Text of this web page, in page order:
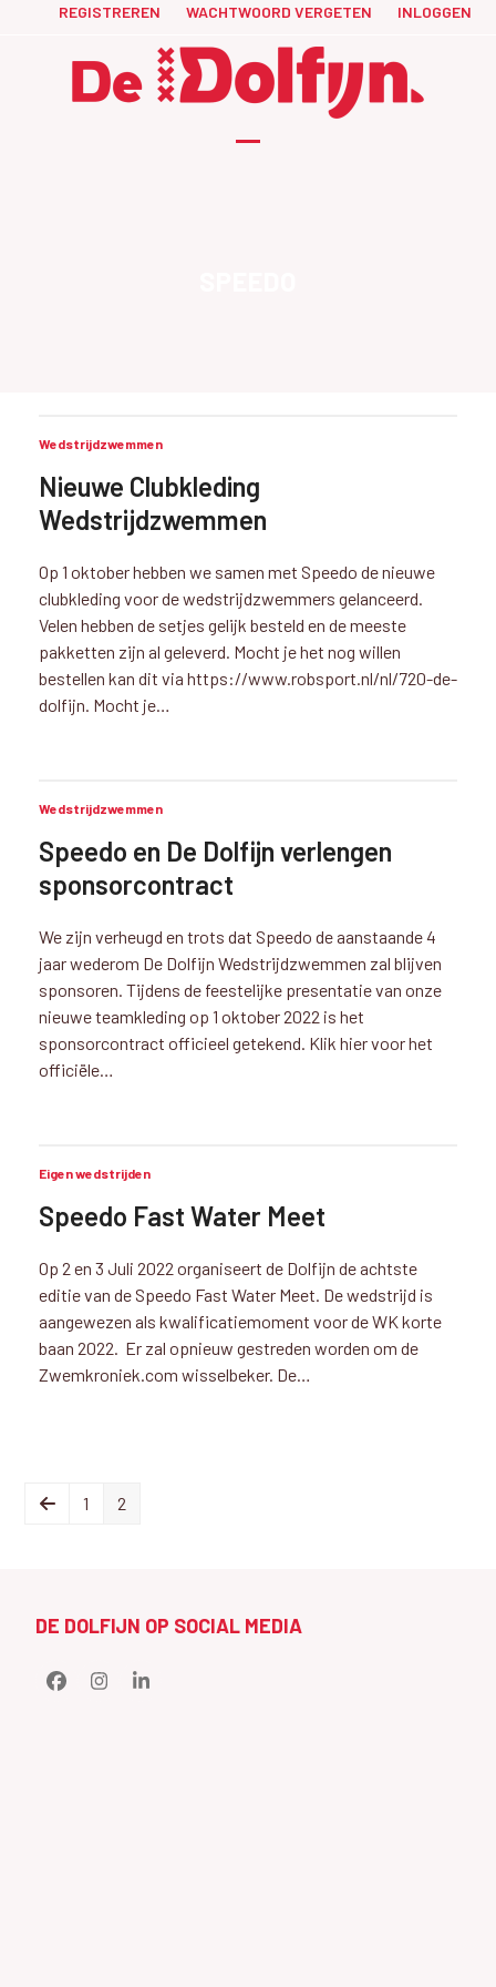
REGISTREREN WACHTWOORD VERGETEN INLOGGEN
Wedstrijdzwemmen
Nieuwe Clubkleding
Wedstrijdzwemmen
Op 1 oktober hebben we samen met Speedo de nieuwe
clubkleding voor de wedstrijdzwemmers gelanceerd.
Velen hebben de setjes gelijk besteld en de meeste
pakketten zijn al geleverd. Mocht je het nog willen
bestellen kan dit via https://www.robsport.nl/nl/720-de-
dolfijn. Mocht je…
Wedstrijdzwemmen
Speedo en De Dolfijn verlengen
sponsorcontract
We zijn verheugd en trots dat Speedo de aanstaande 4
jaar wederom De Dolfijn Wedstrijdzwemmen zal blijven
sponsoren. Tijdens de feestelijke presentatie van onze
nieuwe teamkleding op 1 oktober 2022 is het
sponsorcontract officieel getekend. Klik hier voor het
officiële…
Eigen wedstrijden
Speedo Fast Water Meet
Op 2 en 3 Juli 2022 organiseert de Dolfijn de achtste
editie van de Speedo Fast Water Meet. De wedstrijd is
aangewezen als kwalificatiemoment voor de WK korte
baan 2022. Er zal opnieuw gestreden worden om de
Zwemkroniek.com wisselbeker. De…
Previous
Page
1 Page
2
DE DOLFIJN OP SOCIAL MEDIA
FacebookInstagramLinkedIn